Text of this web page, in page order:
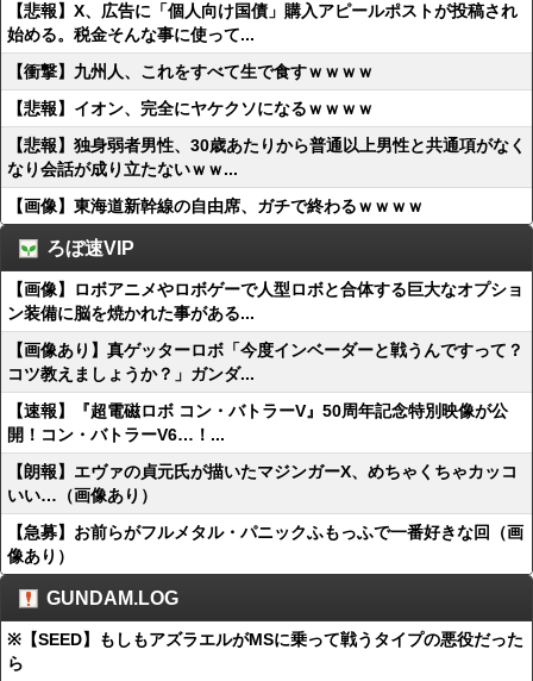
【悲報】X、広告に「個人向け国債」購入アピールポストが投稿され
始める。税金そんな事に使って...
【衝撃】九州人、これをすべて生で食すｗｗｗｗ
【悲報】イオン、完全にヤケクソになるｗｗｗｗ
【悲報】独身弱者男性、30歳あたりから普通以上男性と共通項がなく
なり会話が成り立たないｗｗ...
【画像】東海道新幹線の自由席、ガチで終わるｗｗｗｗ
ろぼ速VIP
【画像】ロボアニメやロボゲーで人型ロボと合体する巨大なオプショ
ン装備に脳を焼かれた事がある...
【画像あり】真ゲッターロボ「今度インベーダーと戦うんですって？
コツ教えましょうか？」ガンダ...
【速報】『超電磁ロボ コン・バトラーV』50周年記念特別映像が公
開！コン・バトラーV6…！...
【朗報】エヴァの貞元氏が描いたマジンガーX、めちゃくちゃカッコ
いい…（画像あり）
【急募】お前らがフルメタル・パニックふもっふで一番好きな回（画
像あり）
GUNDAM.LOG
※【SEED】もしもアズラエルがMSに乗って戦うタイプの悪役だった
ら